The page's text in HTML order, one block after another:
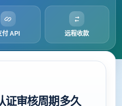
付 API 远程收款
证审核周期多久